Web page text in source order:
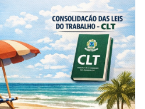
(49) 99914-0192
e Guabiruba): (48)
que, com sua força e
a construir um ambiente
Que este mês nos lembre
lutando por respeito,
todas as mulheres. ?
é de luta, resistência e